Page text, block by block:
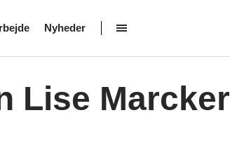
Nyheder
Lise Marcker